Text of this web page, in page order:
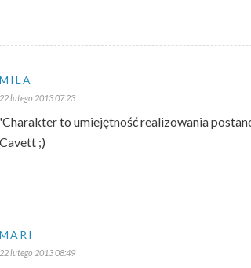
MILA
22 lutego 2013 07:23
'Charakter to umiejętność realizowania
Cavett ;)
MARI
22 lutego 2013 08:49